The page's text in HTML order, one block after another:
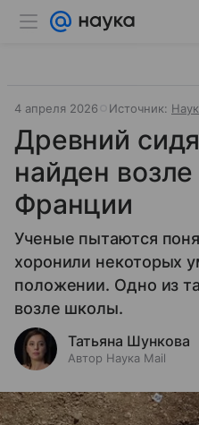
4 апреля 2026 Источник:
Древний
найден
Франции
Ученые пытаются
хоронили некоторых
положении. Одно из
возле школы.
Татьяна Шункова
Автор Наука Mail